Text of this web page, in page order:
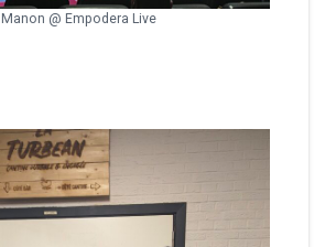
Manon @ Empodera Live